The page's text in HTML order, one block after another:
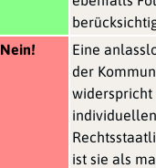
Nein!
Eine
der
widerspricht
ist sie als